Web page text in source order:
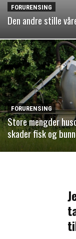
FORURENSING
Den andre stille
FORURENSING
Store mengder
skader fisk og